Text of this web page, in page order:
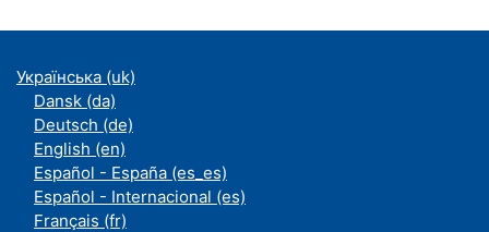
Українська ‎(uk)‎
Dansk ‎(da)‎
Deutsch ‎(de)‎
English ‎(en)‎
Español - España ‎(es_es)‎
Español - Internacional ‎(es)‎
Français ‎(fr)‎